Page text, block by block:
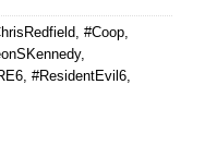
#Coop
,
#ResidentEvil6